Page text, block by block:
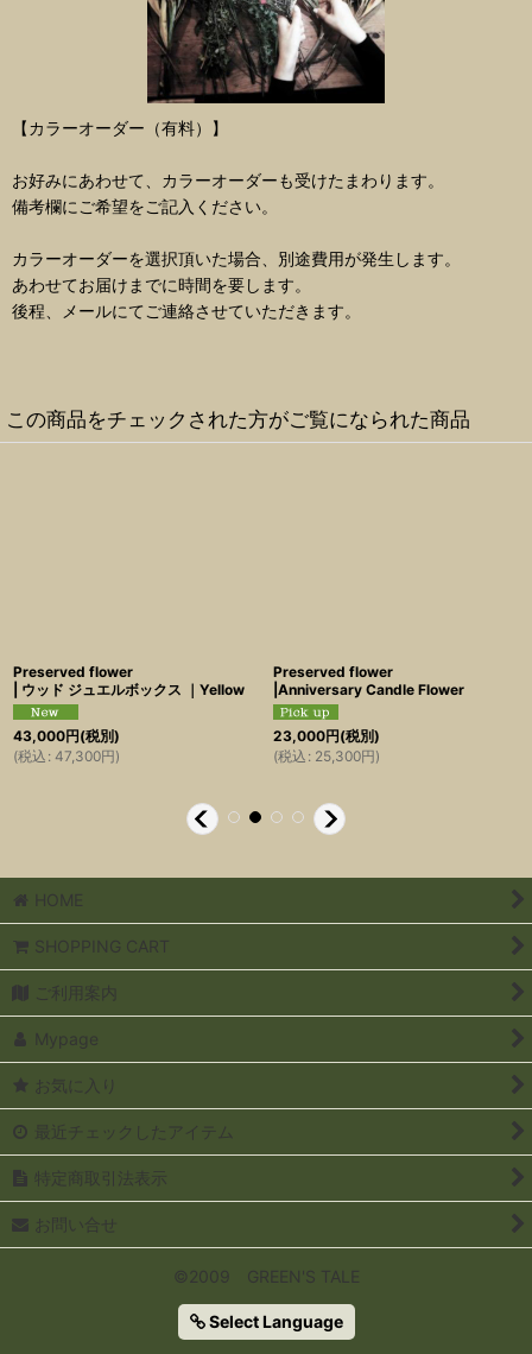
【カラーオーダー（有料）】
お好みにあわせて、カラーオーダーも受けたまわります。
備考欄にご希望をご記入ください。
カラーオーダーを選択頂いた場合、別途費用が発生します。
あわせてお届けまでに時間を要します。
後程、メールにてご連絡させていただきます。
この商品をチェックされた方がご覧になられた商品
Preserved flower
| ウッド ジュエルボックス ｜Yellow
43,000円(税別)
(税込 : 47,300円)
Preserved flower
|Anniversary Candle Flower
23,000円(税別)
(税込 : 25,300円)
HOME
SHOPPING CART
ご利用案内
Mypage
お気に入り
最近チェックしたアイテム
特定商取引法表示
お問い合せ
©2009 GREEN'S TALE
Select Language